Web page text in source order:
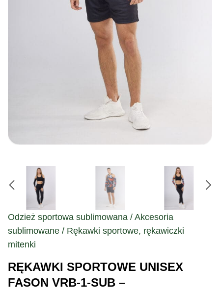
Odzież sportowa sublimowana / Akcesoria
sublimowane / Rękawki sportowe, rękawiczki
mitenki
RĘKAWKI SPORTOWE UNISEX
FASON VRB-1-SUB –